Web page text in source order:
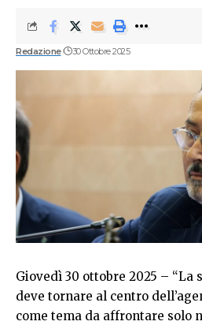
Redazione 30 Ottobre 2025
Giovedì 30 ottobre 2025 – “La
deve tornare al centro
come tema da affrontare solo